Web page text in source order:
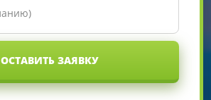
ОСТАВИТЬ ЗАЯВКУ